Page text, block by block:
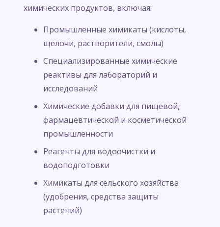
химических продуктов, включая:
Промышленные химикаты (кислоты,
щелочи, растворители, смолы)
Специализированные химические
реактивы для лабораторий и
исследований
Химические добавки для пищевой,
фармацевтической и косметической
промышленности
Реагенты для водоочистки и
водоподготовки
Химикаты для сельского хозяйства
(удобрения, средства защиты
растений)